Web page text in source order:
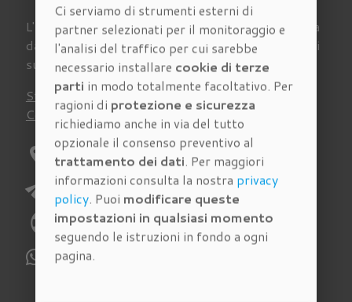
L'Agenzia Immobiliare Cantisani a Firenze si occupa
da sempre di acquisto, vendita e affitto di immobili
su tutto il territorio della provincia fiorentina.
Stima Chi siamo Lavora con noi Newsletter
Contatti Virtual Tour Recensioni
location_on Indirizzo:Via Pagnini 27/A Firenze
send E-mail:richieste@immobiliarecantisani.com
phone Telefono:055 4620186
WhatsApp:
Ci serviamo di strumenti esterni di
partner selezionati per il monitoraggio e
l'analisi del traffico per cui sarebbe
necessario installare cookie di terze
parti in modo totalmente facoltativo. Per
ragioni di protezione e sicurezza
richiediamo anche in via del tutto
opzionale il consenso preventivo al
trattamento dei dati. Per maggiori
informazioni consulta la nostra privacy
policy. Puoi modificare queste
impostazioni in qualsiasi momento
seguendo le istruzioni in fondo a ogni
pagina.